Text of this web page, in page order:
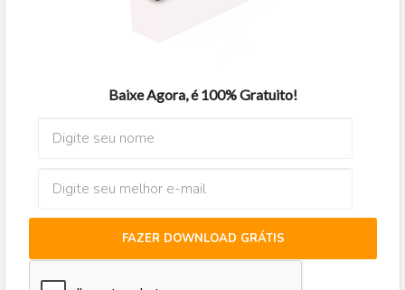
Baixe Agora, é 100% Gratuito!
FAZER DOWNLOAD GRÁTIS